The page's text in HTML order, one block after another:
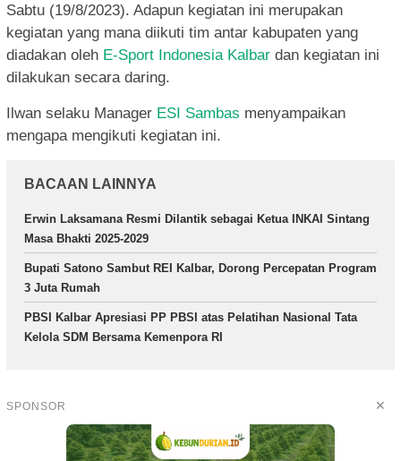
Sabtu (19/8/2023). Adapun kegiatan ini merupakan
kegiatan yang mana diikuti tim antar kabupaten yang
diadakan oleh E-Sport Indonesia Kalbar dan kegiatan ini
dilakukan secara daring.
Ilwan selaku Manager ESI Sambas menyampaikan
mengapa mengikuti kegiatan ini.
BACAAN LAINNYA
Erwin Laksamana Resmi Dilantik sebagai Ketua INKAI Sintang
Masa Bhakti 2025-2029
Bupati Satono Sambut REI Kalbar, Dorong Percepatan Program
3 Juta Rumah
PBSI Kalbar Apresiasi PP PBSI atas Pelatihan Nasional Tata
Kelola SDM Bersama Kemenpora RI
SPONSOR ✕